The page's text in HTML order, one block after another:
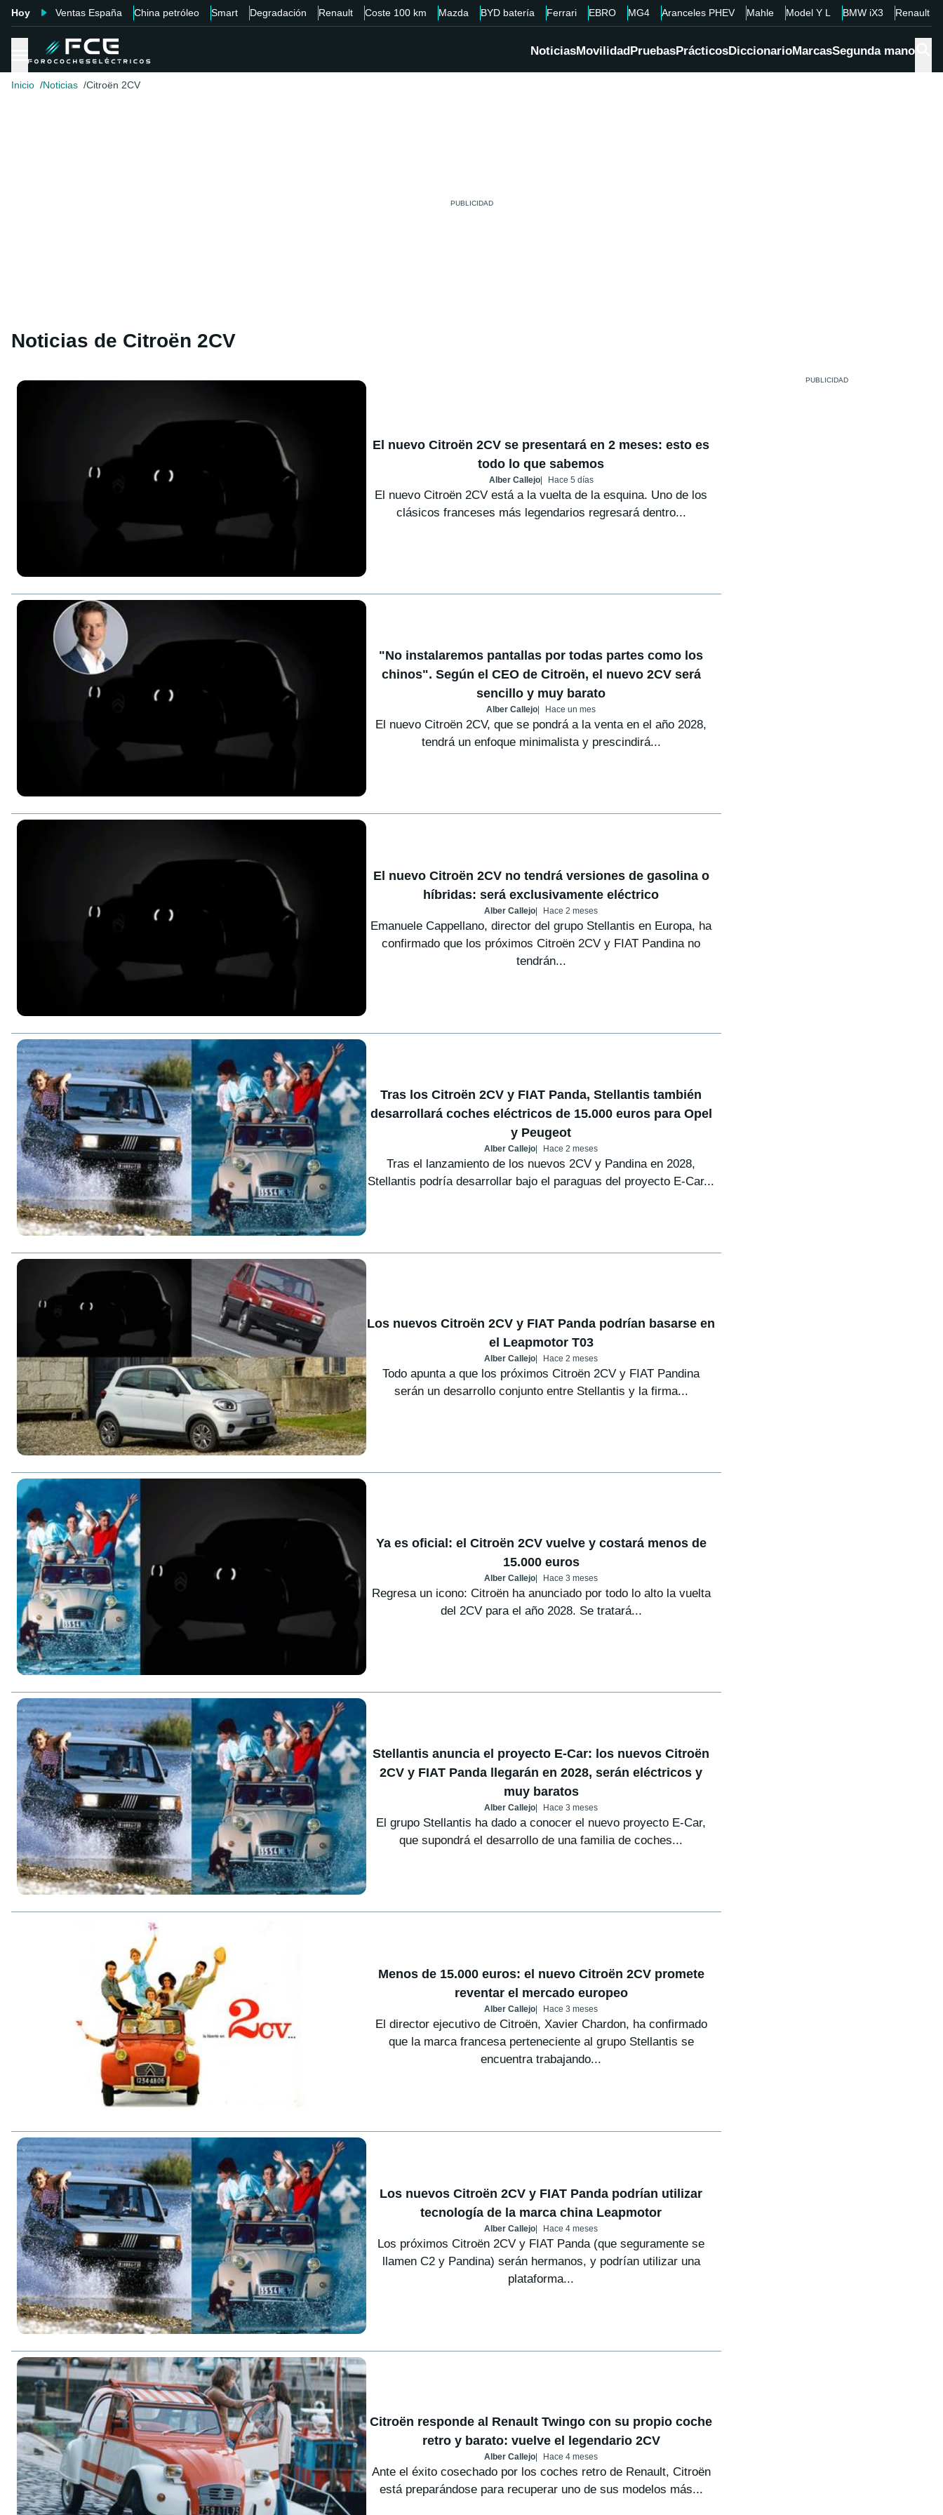
Hoy Ventas España China petróleo Smart Degradación Renault Coste 100 km Mazda BYD batería Ferrari EBRO MG4 Aranceles PHEV Mahle Model Y L BMW iX3 Renault
NoticiasMovilidadPruebasPrácticosDiccionarioMarcasSegunda mano
Inicio Noticias Citroën 2CV
Noticias de Citroën 2CV
El nuevo Citroën 2CV se presentará en 2 meses: esto es
todo lo que sabemos
Alber Callejo Hace 5 días
El nuevo Citroën 2CV está a la vuelta de la esquina. Uno de los
clásicos franceses más legendarios regresará dentro...
"No instalaremos pantallas por todas partes como los
chinos". Según el CEO de Citroën, el nuevo 2CV será
sencillo y muy barato
Alber Callejo Hace un mes
El nuevo Citroën 2CV, que se pondrá a la venta en el año 2028,
tendrá un enfoque minimalista y prescindirá...
El nuevo Citroën 2CV no tendrá versiones de gasolina o
híbridas: será exclusivamente eléctrico
Alber Callejo Hace 2 meses
Emanuele Cappellano, director del grupo Stellantis en Europa, ha
confirmado que los próximos Citroën 2CV y FIAT Pandina no
tendrán...
Tras los Citroën 2CV y FIAT Panda, Stellantis también
desarrollará coches eléctricos de 15.000 euros para Opel
y Peugeot
Alber Callejo Hace 2 meses
Tras el lanzamiento de los nuevos 2CV y Pandina en 2028,
Stellantis podría desarrollar bajo el paraguas del proyecto E-Car...
Los nuevos Citroën 2CV y FIAT Panda podrían basarse en
el Leapmotor T03
Alber Callejo Hace 2 meses
Todo apunta a que los próximos Citroën 2CV y FIAT Pandina
serán un desarrollo conjunto entre Stellantis y la firma...
Ya es oficial: el Citroën 2CV vuelve y costará menos de
15.000 euros
Alber Callejo Hace 3 meses
Regresa un icono: Citroën ha anunciado por todo lo alto la vuelta
del 2CV para el año 2028. Se tratará...
Stellantis anuncia el proyecto E-Car: los nuevos Citroën
2CV y FIAT Panda llegarán en 2028, serán eléctricos y
muy baratos
Alber Callejo Hace 3 meses
El grupo Stellantis ha dado a conocer el nuevo proyecto E-Car,
que supondrá el desarrollo de una familia de coches...
Menos de 15.000 euros: el nuevo Citroën 2CV promete
reventar el mercado europeo
Alber Callejo Hace 3 meses
El director ejecutivo de Citroën, Xavier Chardon, ha confirmado
que la marca francesa perteneciente al grupo Stellantis se
encuentra trabajando...
Los nuevos Citroën 2CV y FIAT Panda podrían utilizar
tecnología de la marca china Leapmotor
Alber Callejo Hace 4 meses
Los próximos Citroën 2CV y FIAT Panda (que seguramente se
llamen C2 y Pandina) serán hermanos, y podrían utilizar una
plataforma...
Citroën responde al Renault Twingo con su propio coche
retro y barato: vuelve el legendario 2CV
Alber Callejo Hace 4 meses
Ante el éxito cosechado por los coches retro de Renault, Citroën
está preparándose para recuperar uno de sus modelos más...